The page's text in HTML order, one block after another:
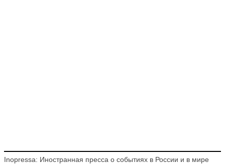
Inopressa: Иностранная пресса о событиях в России и в мире